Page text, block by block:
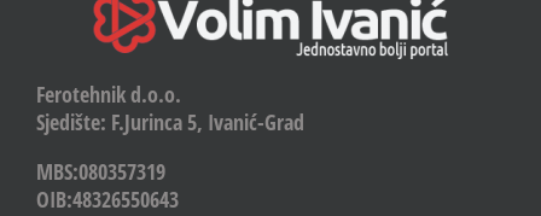
Ferotehnik d.o.o.
Sjedište: F.Jurinca 5, Ivanić-Grad
MBS:080357319
OIB:48326550643